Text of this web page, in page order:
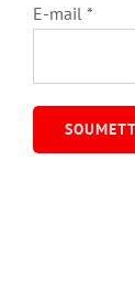
E-mail *